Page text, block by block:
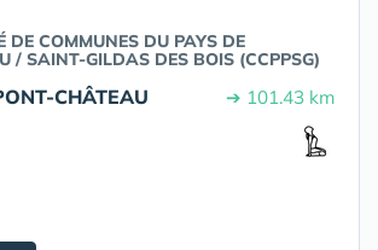
DE COMMUNES DU PAYS DE
/ SAINT-GILDAS DES BOIS (CCPPSG)
CHÂTEAU ➔ 101.43 km